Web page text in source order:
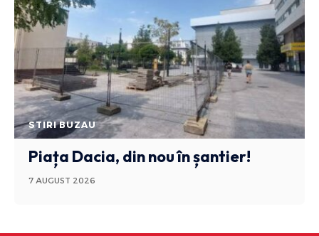
STIRI BUZAU
Piața Dacia, din nou în șantier!
7 AUGUST 2026